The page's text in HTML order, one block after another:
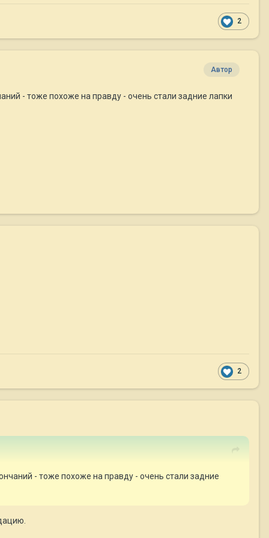
2
Автор
- тоже похоже на правду - очень стали задние лапки
2
- тоже похоже на правду - очень стали задние